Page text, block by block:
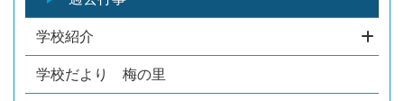
学校紹介
学校だより 梅の里